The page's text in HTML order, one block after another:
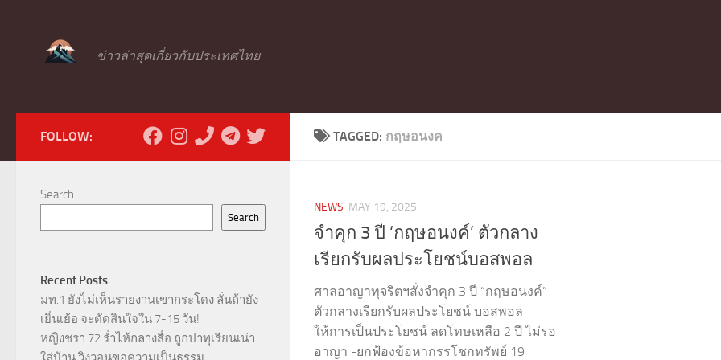
ข่าวล่าสุดเกี่ยวกับประเทศไทย
TAGGED: กฤษอนงค
NEWS MAY 19, 2025
จำคุก 3 ปี ‘กฤษอนงค์’ ตัวกลาง
เรียกรับผลประโยชน์บอสพอล
ศาลอาญาทุจริตฯสั่งจำคุก 3 ปี “กฤษอนงค์”
ตัวกลางเรียกรับผลประโยชน์ บอสพอล
ให้การเป็นประโยชน์ ลดโทษเหลือ 2 ปี ไม่รอ
อาญา -ยกฟ้องข้อหากรรโชกทรัพย์ 19
FOLLOW:
Search
Search
Recent Posts
มท.1 ยังไม่เห็นรายงานเขากระโดง ลั่นถ้ายัง
เยิ่นเย้อ จะตัดสินใจใน 7-15 วัน!
หญิงชรา 72 ร่ำไห้กลางสื่อ ถูกปาทุเรียนเน่า